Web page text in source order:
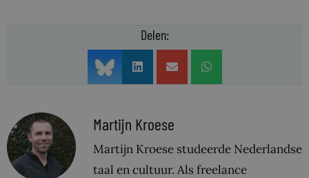
Delen:
Martijn Kroese
Martijn Kroese studeerde Nederlandse
taal en cultuur. Als freelance